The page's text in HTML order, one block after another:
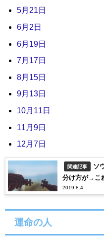
5月21日
6月2日
6月19日
7月17日
8月15日
9月13日
10月11日
11月9日
12月7日
関連記事
ソ
分け方が→こ
2019.8.4
運命の人